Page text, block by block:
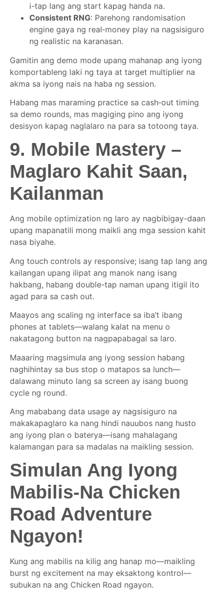
i-tap lang ang start kapag handa na.
Consistent RNG: Parehong randomisation
engine gaya ng real‑money play na nagsisiguro
ng realistic na karanasan.
Gamitin ang demo mode upang mahanap ang iyong
komportableng laki ng taya at target multiplier na
akma sa iyong nais na haba ng session.
Habang mas maraming practice sa cash‑out timing
sa demo rounds, mas magiging pino ang iyong
desisyon kapag naglalaro na para sa totoong taya.
9. Mobile Mastery –
Maglaro Kahit Saan,
Kailanman
Ang mobile optimization ng laro ay nagbibigay-daan
upang mapanatili mong maikli ang mga session kahit
nasa biyahe.
Ang touch controls ay responsive; isang tap lang ang
kailangan upang ilipat ang manok nang isang
hakbang, habang double-tap naman upang itigil ito
agad para sa cash out.
Maayos ang scaling ng interface sa iba’t ibang
phones at tablets—walang kalat na menu o
nakatagong button na nagpapabagal sa laro.
Maaaring magsimula ang iyong session habang
naghihintay sa bus stop o matapos sa lunch—
dalawang minuto lang sa screen ay isang buong
cycle ng round.
Ang mababang data usage ay nagsisiguro na
makakapaglaro ka nang hindi nauubos nang husto
ang iyong plan o baterya—isang mahalagang
kalamangan para sa madalas na maikling session.
Simulan Ang Iyong
Mabilis‑Na Chicken
Road Adventure
Ngayon!
Kung ang mabilis na kilig ang hanap mo—maikling
burst ng excitement na may eksaktong kontrol—
subukan na ang Chicken Road ngayon.